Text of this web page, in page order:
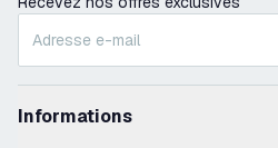
Informations